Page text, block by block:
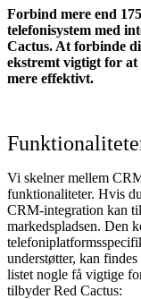
Forbind mere end
telefonisystem med
Cactus. At forbinde
ekstremt vigtigt for
mere effektivt.
Vi skelner mellem
funktionaliteter. Hvis
CRM-integration kan
markedspladsen. Den
understøtter, kan
listet nogle få vigtige
tilbyder Red Cactus: